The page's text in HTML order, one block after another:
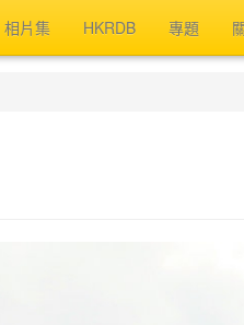
相片集 HKRDB 專題